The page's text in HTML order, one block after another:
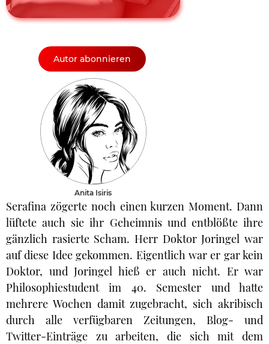
Autor abonnieren
Anita Isiris
Serafina zögerte noch einen kurzen Moment. Dann
lüftete auch sie ihr Geheimnis und entblößte ihre
gänzlich rasierte Scham. Herr Doktor Joringel war
auf diese Idee gekommen. Eigentlich war er gar kein
Doktor, und Joringel hieß er auch nicht. Er war
Philosophiestudent im 40. Semester und hatte
mehrere Wochen damit zugebracht, sich akribisch
durch alle verfügbaren Zeitungen, Blog- und
Twitter-Einträge zu arbeiten, die sich mit dem